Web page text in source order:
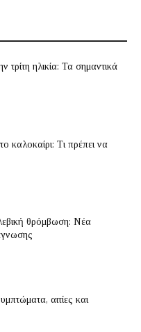
τρίτη ηλικία: Τα σημαντικά
καλοκαίρι: Τι πρέπει να
θρόμβωση: Νέα
αιτίες και